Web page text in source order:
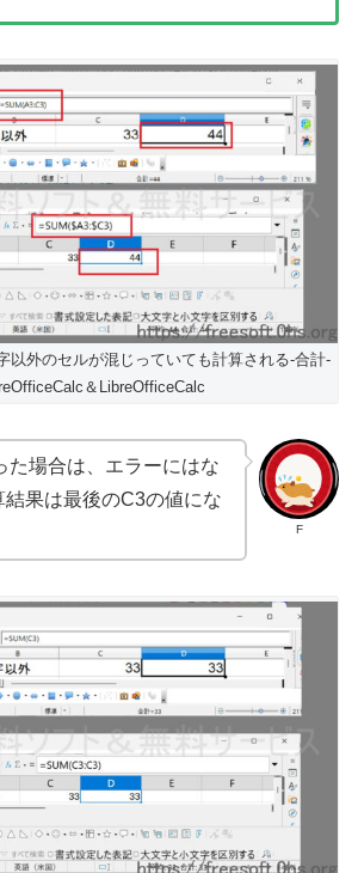
以外のセルが混じっていても計算される-合計-
＆LibreOfficeCalc
F
た場合は、エラーにはな
結果は最後のC3の値にな